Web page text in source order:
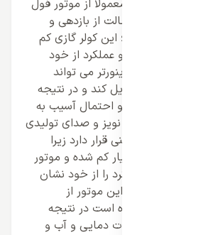
سقفی کاستی زانتی معمولا از موتور فول
می برد که بهترین حالت از بازدهی و
گازی ایجاد می کند؛ این کولر گازی کم
بیشترین پرتاب باد و عملکرد از خود
بهره وری از کیت اینورتر می تواند
را به متناوب تبدیل کند و در نتیجه
ممکن می رساند و احتمال آسیب به
را از بین می برد. نویز و صدای تولیدی
در حد بسیار پایینی قرار دارد زیرا
قطعات کانیکی بسیار کم شده و موتور
می تواند نهایت کارکرد را از خود نشان
درشت ترین قطعات این موتور از
ضد زنگ ساخته شده است در نتیجه
را در برابر تغییرات دمایی و آب و